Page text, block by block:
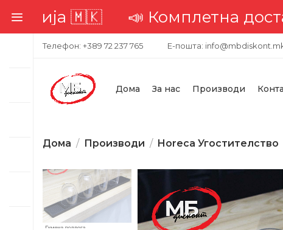
достава низ
Телефон: +389 72 237 765 Е-пошта:
Дома За нас Производи
Дома Производи Horeca Угостителство